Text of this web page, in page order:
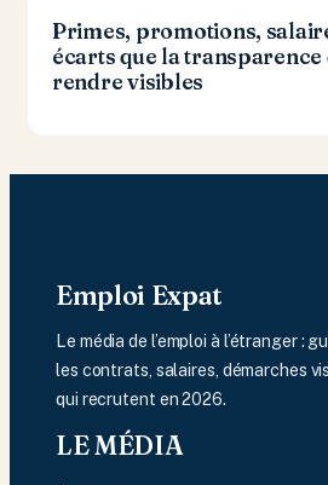
Primes, promotions,
écarts que la transparence
rendre visibles
Emploi Expat
Le média de l’emploi à l’étranger :
les contrats, salaires, démarches
qui recrutent en 2026.
LE MÉDIA